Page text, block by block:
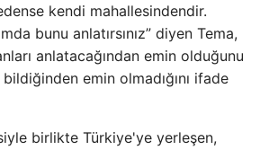
kendi mahallesindendir.
bunu anlatırsınız” diyen Tema,
anlatacağından emin olduğunu
emin olmadığını ifade
birlikte Türkiye'ye yerleşen,